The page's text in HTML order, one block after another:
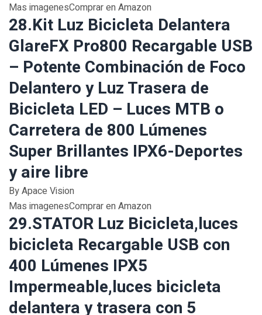
Mas imagenesComprar en Amazon
28.Kit Luz Bicicleta Delantera
GlareFX Pro800 Recargable USB
– Potente Combinación de Foco
Delantero y Luz Trasera de
Bicicleta LED – Luces MTB o
Carretera de 800 Lúmenes
Super Brillantes IPX6-Deportes
y aire libre
By Apace Vision
Mas imagenesComprar en Amazon
29.STATOR Luz Bicicleta,luces
bicicleta Recargable USB con
400 Lúmenes IPX5
Impermeable,luces bicicleta
delantera y trasera con 5